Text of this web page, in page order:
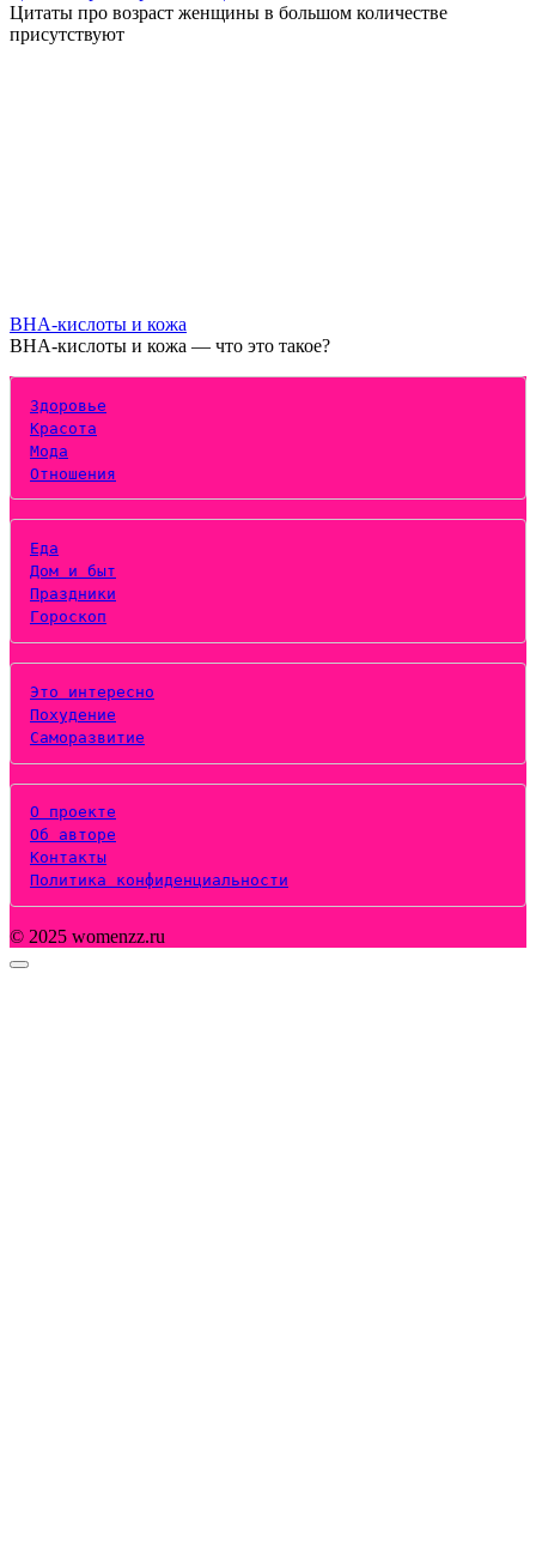
Цитаты про возраст женщины в большом количестве
присутствуют
BHA-кислоты и кожа
BHA-кислоты и кожа — что это такое?
Здоровье
Красота
Мода
Отношения
Еда
Дом и быт
Праздники
Гороскоп
Это интересно
Похудение
Саморазвитие
О проекте
Об авторе
Контакты
Политика конфиденциальности
© 2025 womenzz.ru